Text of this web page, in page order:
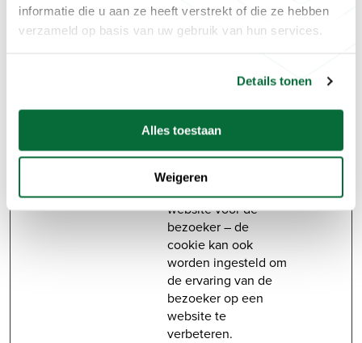
informatie die u aan ze heeft verstrekt of die ze hebben
verzameld op basis van uw gebruik van hun services.
Details tonen
Alles toestaan
Weigeren
weergegeven voor
elk bezoek, als de
gebruiker deelneemt
ontwerpexperiment.
testen op de website
uit te voeren. Deze
optimaliseren de
website voor de
bezoeker – de
cookie kan ook
worden ingesteld om
de ervaring van de
bezoeker op een
website te
verbeteren.